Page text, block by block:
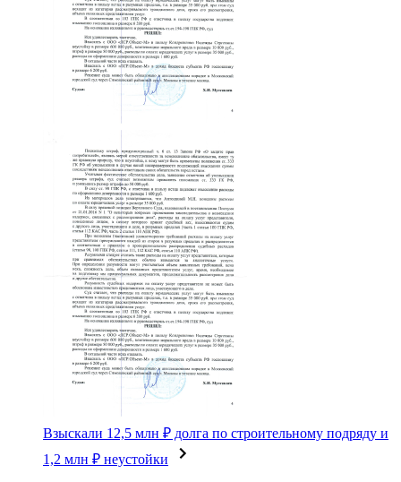
Взыскали 12,5 млн ₽ долга по строительному подряду и
1,2 млн ₽ неустойки